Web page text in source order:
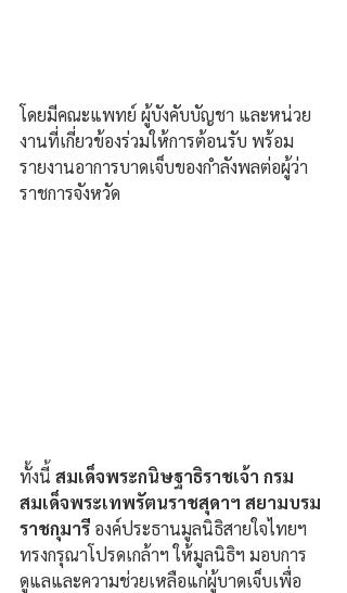
โดยมีคณะแพทย์ ผู้บังคับบัญชา และหน่วย
งานที่เกี่ยวข้องร่วมให้การต้อนรับ พร้อม
รายงานอาการบาดเจ็บของกำลังพลต่อผู้ว่า
ราชการจังหวัด
ทั้งนี้ สมเด็จพระกนิษฐาธิราชเจ้า กรม
สมเด็จพระเทพรัตนราชสุดาฯ สยามบรม
ราชกุมารี องค์ประธานมูลนิธิสายใจไทยฯ
ทรงกรุณาโปรดเกล้าฯ ให้มูลนิธิฯ มอบการ
ดูแลและความช่วยเหลือแก่ผู้บาดเจ็บเพื่อ